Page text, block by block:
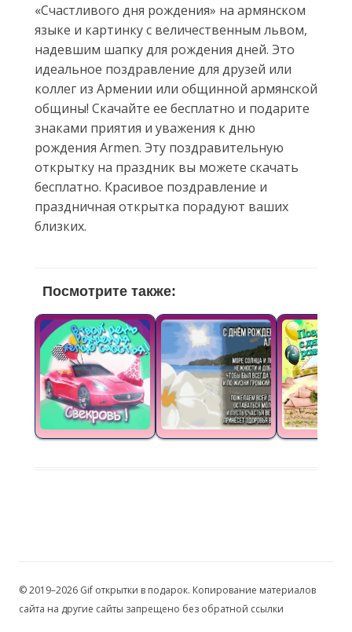
«Счастливого дня рождения» на армянском
языке и картинку с величественным львом,
надевшим шапку для рождения дней. Это
идеальное поздравление для друзей или
коллег из Армении или общинной армянской
общины! Скачайте ее бесплатно и подарите
знаками приятия и уважения к дню
рождения Armen. Эту поздравительную
открытку на праздник вы можете скачать
бесплатно. Красивое поздравление и
праздничная открытка порадуют ваших
близких.
Посмотрите также:
© 2019–2026 Gif открытки в подарок. Копирование материалов
сайта на другие сайты запрещено без обратной ссылки